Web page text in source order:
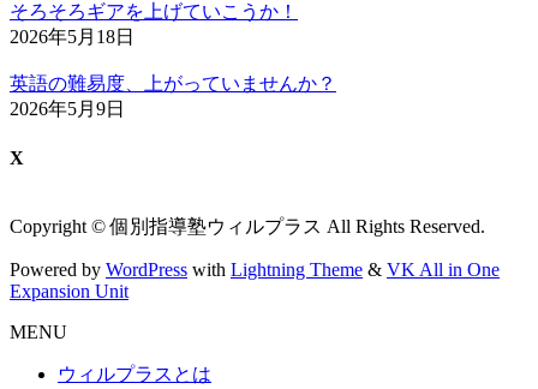
そろそろギアを上げていこうか！
2026年5月18日
英語の難易度、上がっていませんか？
2026年5月9日
X
Copyright © 個別指導塾ウィルプラス All Rights Reserved.
Powered by WordPress with Lightning Theme & VK All in One
Expansion Unit
MENU
ウィルプラスとは